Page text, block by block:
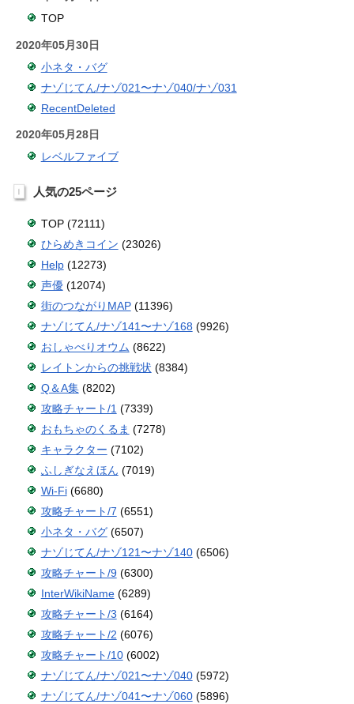
TOP
2020年05月30日
小ネタ・バグ
ナゾじてん/ナゾ021〜ナゾ040/ナゾ031
RecentDeleted
2020年05月28日
レベルファイブ
人気の25ページ
TOP (72111)
ひらめきコイン (23026)
Help(12273)
声優(12074)
街のつながりMAP(11396)
ナゾじてん/ナゾ141〜ナゾ168 (9926)
おしゃべりオウム (8622)
レイトンからの挑戦状 (8384)
Q＆A集(8202)
攻略チャート/1 (7339)
おもちゃのくるま (7278)
キャラクター (7102)
ふしぎなえほん (7019)
Wi-Fi(6680)
攻略チャート/7 (6551)
小ネタ・バグ(6507)
ナゾじてん/ナゾ121〜ナゾ140(6506)
攻略チャート/9(6300)
InterWikiName(6289)
攻略チャート/3 (6164)
攻略チャート/2 (6076)
攻略チャート/10(6002)
ナゾじてん/ナゾ021〜ナゾ040(5972)
ナゾじてん/ナゾ041〜ナゾ060(5896)